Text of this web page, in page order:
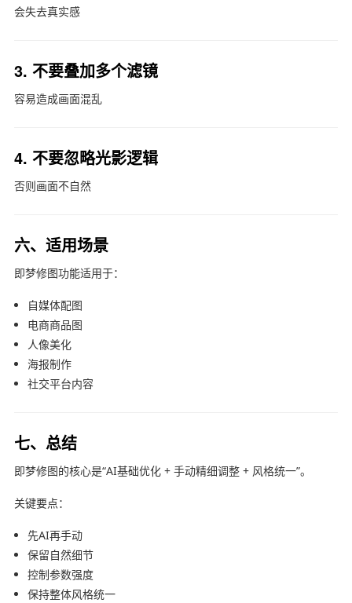
会失去真实感
3. 不要叠加多个滤镜
容易造成画面混乱
4. 不要忽略光影逻辑
否则画面不自然
六、适用场景
即梦修图功能适用于：
自媒体配图
电商商品图
人像美化
海报制作
社交平台内容
七、总结
即梦修图的核心是“AI基础优化 + 手动精细调整 + 风格统一”。
关键要点：
先AI再手动
保留自然细节
控制参数强度
保持整体风格统一